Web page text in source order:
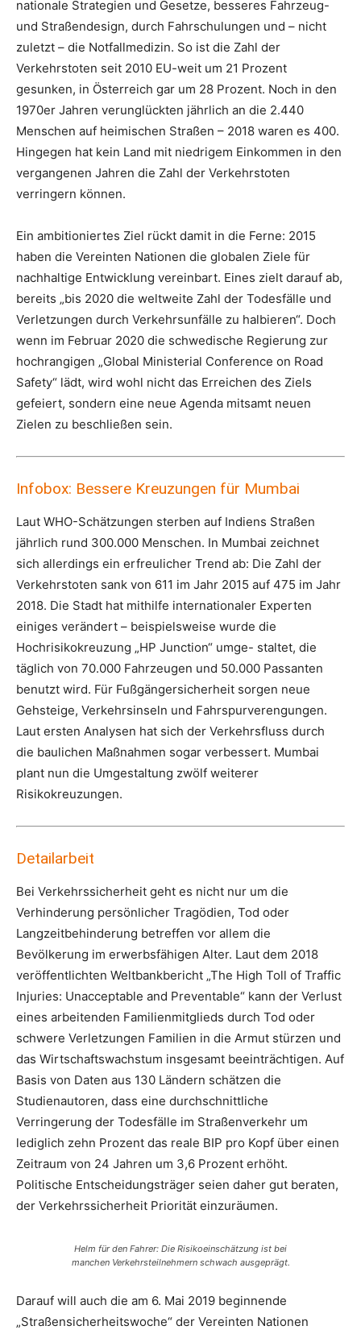
nationale Strategien und Gesetze, besseres Fahrzeug-
und Straßendesign, durch Fahrschulungen und – nicht
zuletzt – die Notfallmedizin. So ist die Zahl der
Verkehrstoten seit 2010 EU-weit um 21 Prozent
gesunken, in Österreich gar um 28 Prozent. Noch in den
1970er Jahren verunglückten jährlich an die 2.440
Menschen auf heimischen Straßen – 2018 waren es 400.
Hingegen hat kein Land mit niedrigem Einkommen in den
vergangenen Jahren die Zahl der Verkehrstoten
verringern können.
Ein ambitioniertes Ziel rückt damit in die Ferne: 2015
haben die Vereinten Nationen die globalen Ziele für
nachhaltige Entwicklung vereinbart. Eines zielt darauf ab,
bereits „bis 2020 die weltweite Zahl der Todesfälle und
Verletzungen durch Verkehrsunfälle zu halbieren“. Doch
wenn im Februar 2020 die schwedische Regierung zur
hochrangigen „Global Ministerial Conference on Road
Safety“ lädt, wird wohl nicht das Erreichen des Ziels
gefeiert, sondern eine neue Agenda mitsamt neuen
Zielen zu beschließen sein.
Infobox: Bessere Kreuzungen für Mumbai
Laut WHO-Schätzungen sterben auf Indiens Straßen
jährlich rund 300.000 Menschen. In Mumbai zeichnet
sich allerdings ein erfreulicher Trend ab: Die Zahl der
Verkehrstoten sank von 611 im Jahr 2015 auf 475 im Jahr
2018. Die Stadt hat mithilfe internationaler Experten
einiges verändert – beispielsweise wurde die
Hochrisikokreuzung „HP Junction“ umge- staltet, die
täglich von 70.000 Fahrzeugen und 50.000 Passanten
benutzt wird. Für Fußgängersicherheit sorgen neue
Gehsteige, Verkehrsinseln und Fahrspurverengungen.
Laut ersten Analysen hat sich der Verkehrsfluss durch
die baulichen Maßnahmen sogar verbessert. Mumbai
plant nun die Umgestaltung zwölf weiterer
Risikokreuzungen.
Detailarbeit
Bei Verkehrssicherheit geht es nicht nur um die
Verhinderung persönlicher Tragödien, Tod oder
Langzeitbehinderung betreffen vor allem die
Bevölkerung im erwerbsfähigen Alter. Laut dem 2018
veröffentlichten Weltbankbericht „The High Toll of Traffic
Injuries: Unacceptable and Preventable“ kann der Verlust
eines arbeitenden Familienmitglieds durch Tod oder
schwere Verletzungen Familien in die Armut stürzen und
das Wirtschaftswachstum insgesamt beeinträchtigen. Auf
Basis von Daten aus 130 Ländern schätzen die
Studienautoren, dass eine durchschnittliche
Verringerung der Todesfälle im Straßenverkehr um
lediglich zehn Prozent das reale BIP pro Kopf über einen
Zeitraum von 24 Jahren um 3,6 Prozent erhöht.
Politische Entscheidungsträger seien daher gut beraten,
der Verkehrssicherheit Priorität einzuräumen.
Helm für den Fahrer: Die Risikoeinschätzung ist bei
manchen Verkehrsteilnehmern schwach ausgeprägt.
Darauf will auch die am 6. Mai 2019 beginnende
„Straßensicherheitswoche“ der Vereinten Nationen